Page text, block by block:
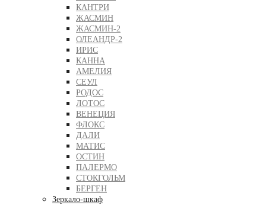
КАНТРИ
ЖАСМИН
ЖАСМИН-2
ОЛЕАНДР-2
ИРИС
КАННА
АМЕЛИЯ
СЕУЛ
РОДОС
ЛОТОС
ВЕНЕЦИЯ
ФЛОКС
ДАЛИ
МАТИС
ОСТИН
ПАЛЕРМО
СТОКГОЛЬМ
БЕРГЕН
Зеркало-шкаф